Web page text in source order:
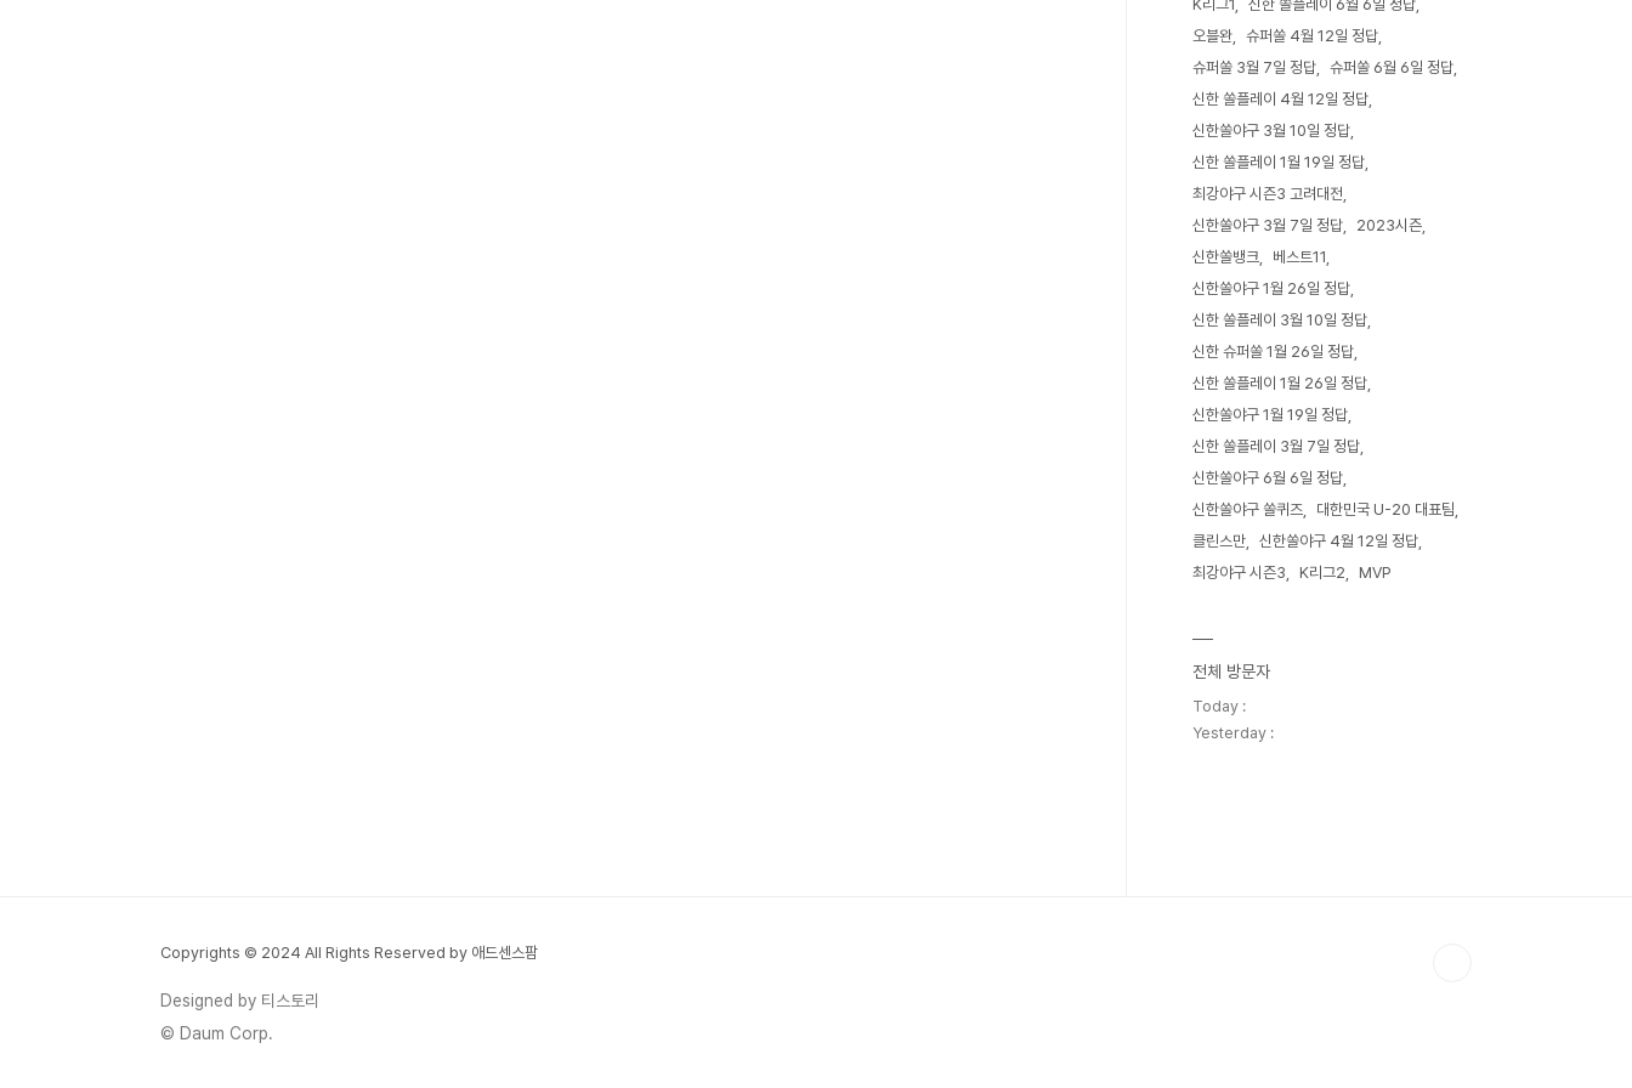
K리그1
신한 쏠플레이 6월 6일 정답
오블완
슈퍼쏠 4월 12일 정답
슈퍼쏠 3월 7일 정답
슈퍼쏠 6월 6일 정답
신한 쏠플레이 4월 12일 정답
신한쏠야구 3월 10일 정답
신한 쏠플레이 1월 19일 정답
최강야구 시즌3 고려대전
신한쏠야구 3월 7일 정답
2023시즌
신한쏠뱅크
베스트11
신한쏠야구 1월 26일 정답
신한 쏠플레이 3월 10일 정답
신한 슈퍼쏠 1월 26일 정답
신한 쏠플레이 1월 26일 정답
신한쏠야구 1월 19일 정답
신한 쏠플레이 3월 7일 정답
신한쏠야구 6월 6일 정답
신한쏠야구 쏠퀴즈
대한민국 U-20 대표팀
클린스만
신한쏠야구 4월 12일 정답
최강야구 시즌3
K리그2 MVP
전체 방문자
Today :
Yesterday :
Copyrights © 2024 All Rights Reserved by 애드센스팜
Designed by 티스토리
© Daum Corp.